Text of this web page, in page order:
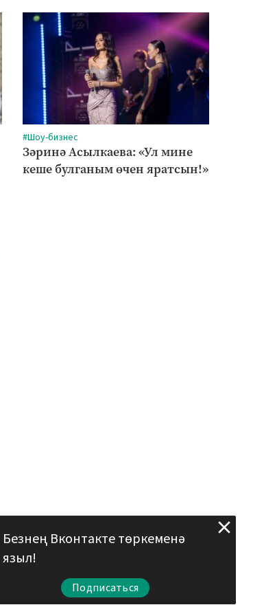
#Шоу-бизнес
Зәринә Асылкаева: «Ул мине
кеше булганым өчен яратсын!»
Безнең Вконтакте төркеменә
языл!
Подписаться